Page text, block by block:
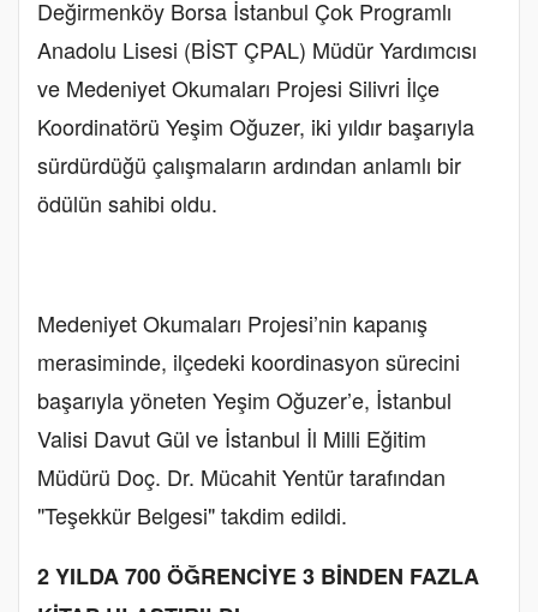
Değirmenköy Borsa İstanbul Çok Programlı
Anadolu Lisesi (BİST ÇPAL) Müdür Yardımcısı
ve Medeniyet Okumaları Projesi Silivri İlçe
Koordinatörü Yeşim Oğuzer, iki yıldır başarıyla
sürdürdüğü çalışmaların ardından anlamlı bir
ödülün sahibi oldu.
Medeniyet Okumaları Projesi’nin kapanış
merasiminde, ilçedeki koordinasyon sürecini
başarıyla yöneten Yeşim Oğuzer’e, İstanbul
Valisi Davut Gül ve İstanbul İl Milli Eğitim
Müdürü Doç. Dr. Mücahit Yentür tarafından
"Teşekkür Belgesi" takdim edildi.
2 YILDA 700 ÖĞRENCİYE 3 BİNDEN FAZLA